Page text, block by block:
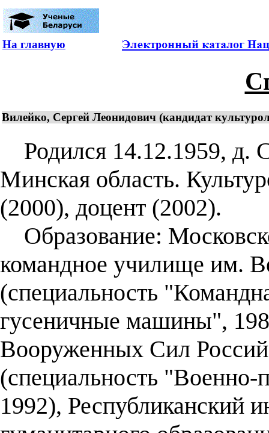
На главную
Вилейко, Сергей Леонидович (кандидат
Родился 14.12.1959, д.
Минская область.
(2000), доцент (2002).
Образование:
командное училище им.
(специальность
гусеничные машины",
Вооруженных Сил
(специальность "Военно-
1992), Республиканский